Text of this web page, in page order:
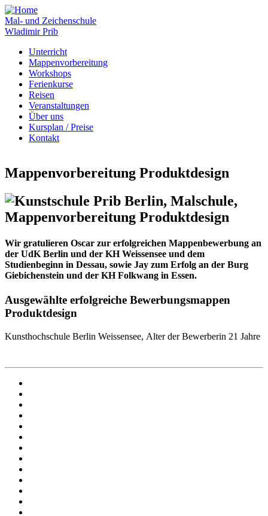
Mal- und Zeichenschule
Wladimir Prib
Unterricht
Mappenvorbereitung
Workshops
Ferienkurse
Reisen
Veranstaltungen
Über uns
Kursplan / Preise
Kontakt
Mappenvorbereitung Produktdesign
Wir gratulieren Oscar zur erfolgreichen Mappenbewerbung an
der UdK Berlin und der KH Weissensee und dem
Studienbeginn in Dessau, sowie Jay zum Erfolg an der Burg
Giebichenstein und der KH Folkwang in Essen.
Ausgewählte erfolgreiche Bewerbungsmappen
Produktdesign
Kunsthochschule Berlin Weissensee, Alter der Bewerberin 21 Jahre